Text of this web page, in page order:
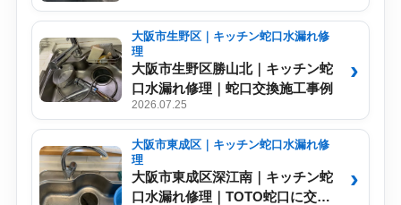
大阪市生野区｜キッチン蛇口水漏れ修
理
大阪市生野区勝山北｜キッチン蛇
口水漏れ修理｜蛇口交換施工事例
2026.07.25
大阪市東成区｜キッチン蛇口水漏れ修
理
大阪市東成区深江南｜キッチン蛇
口水漏れ修理｜TOTO蛇口に交換